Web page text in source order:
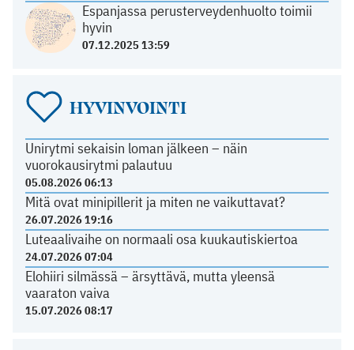
Espanjassa perusterveydenhuolto toimii
hyvin
07.12.2025 13:59
HYVINVOINTI
Unirytmi sekaisin loman jälkeen – näin
vuorokausirytmi palautuu
05.08.2026 06:13
Mitä ovat minipillerit ja miten ne vaikuttavat?
26.07.2026 19:16
Luteaalivaihe on normaali osa kuukautiskiertoa
24.07.2026 07:04
Elohiiri silmässä – ärsyttävä, mutta yleensä
vaaraton vaiva
15.07.2026 08:17